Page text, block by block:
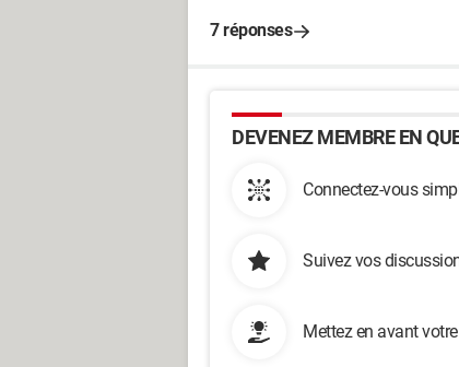
7 réponses
DEVENEZ MEMBRE EN
Connectez-vous
Suivez vos
Mettez en avant